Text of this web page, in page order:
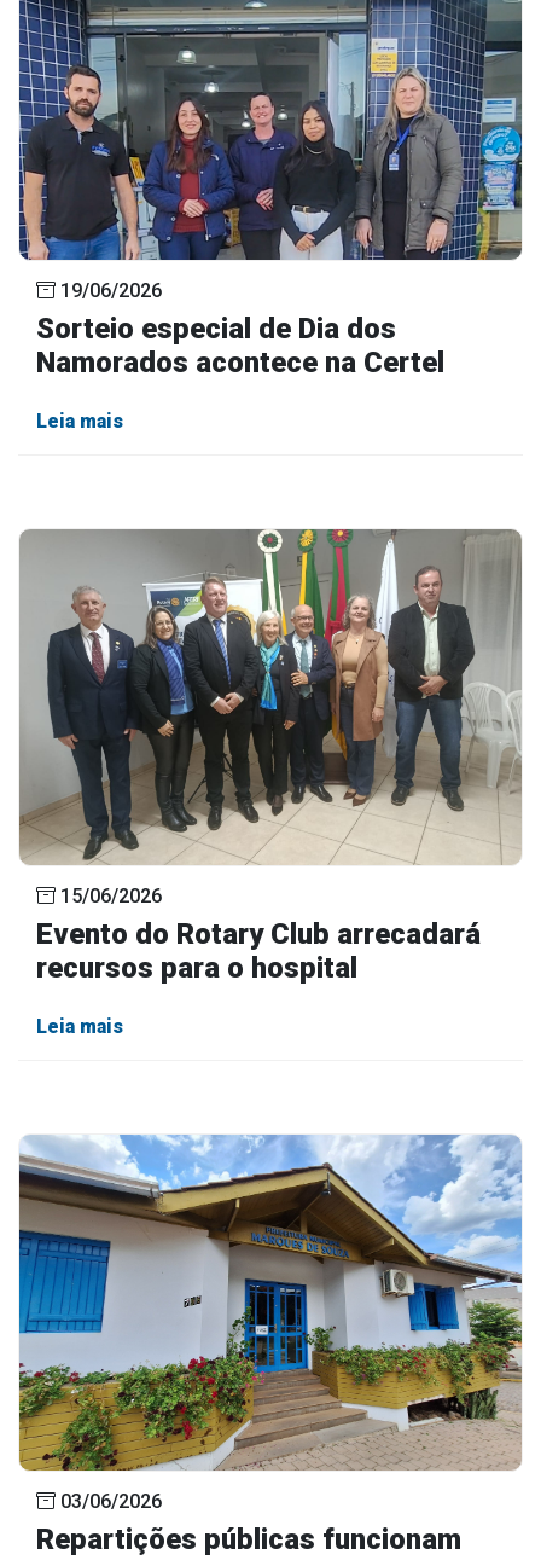
19/06/2026
Sorteio especial de Dia dos
Namorados acontece na Certel
Leia mais
15/06/2026
Evento do Rotary Club arrecadará
recursos para o hospital
Leia mais
03/06/2026
Repartições públicas funcionam